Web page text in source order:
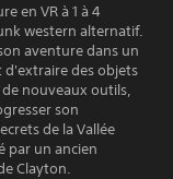
en VR à 1 à 4
western alternatif.
aventure dans un
des objets
nouveaux outils,
son
de la Vallée
par un ancien
Clayton.